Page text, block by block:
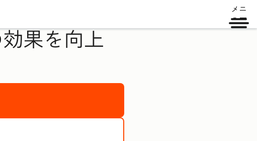
メニ
ュー
果を向上